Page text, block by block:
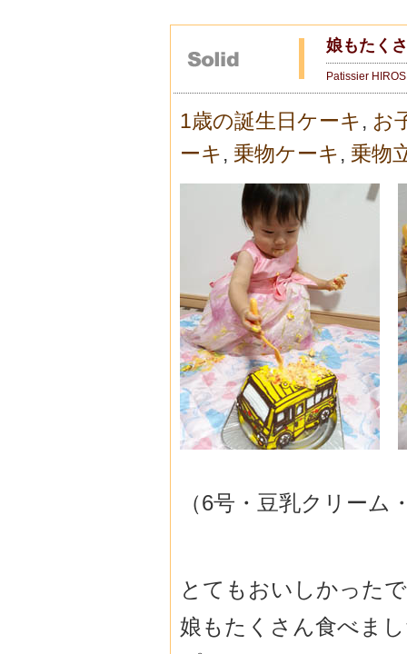
娘もたく
Patissier
1歳の誕生日ケーキ , お
ーキ , 乗物ケーキ , 乗物
（6号・豆乳クリーム
とてもおいしかった
娘もたくさん食べま